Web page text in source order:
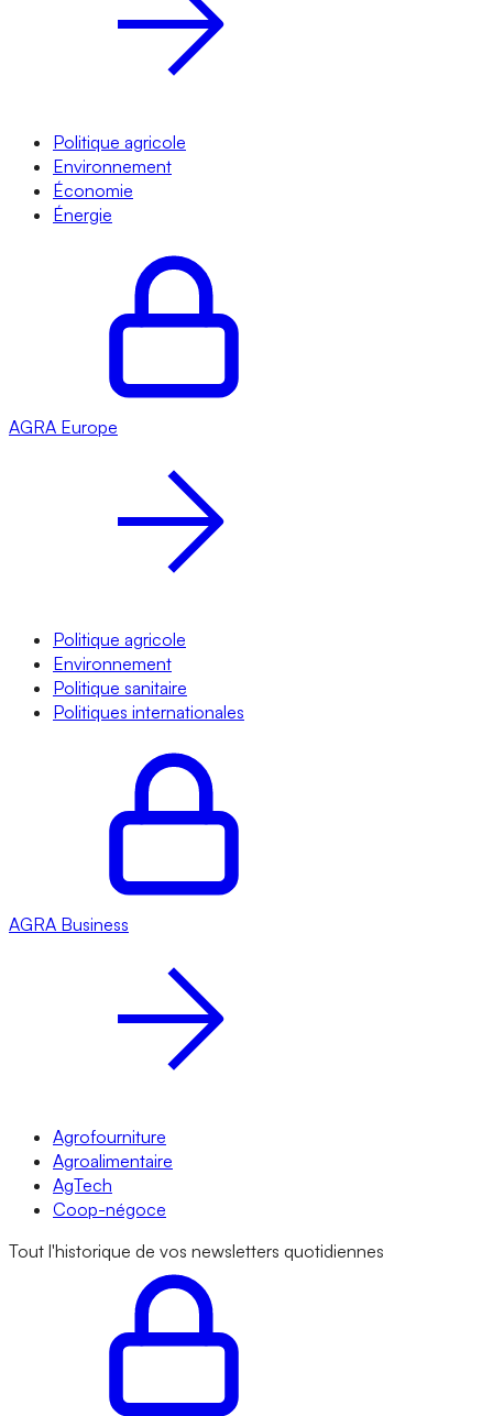
Politique agricole
Environnement
Économie
Énergie
AGRA Europe
Politique agricole
Environnement
Politique sanitaire
Politiques internationales
AGRA Business
Agrofourniture
Agroalimentaire
AgTech
Coop-négoce
Tout l'historique de vos newsletters quotidiennes